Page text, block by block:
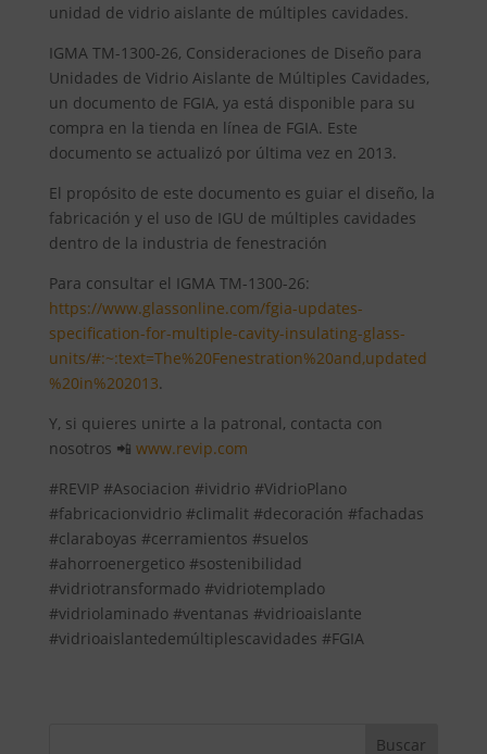
unidad de vidrio aislante de múltiples cavidades.
IGMA TM-1300-26, Consideraciones de Diseño para
Unidades de Vidrio Aislante de Múltiples Cavidades,
un documento de FGIA, ya está disponible para su
compra en la tienda en línea de FGIA. Este
documento se actualizó por última vez en 2013.
El propósito de este documento es guiar el diseño, la
fabricación y el uso de IGU de múltiples cavidades
dentro de la industria de fenestración
Para consultar el IGMA TM-1300-26:
https://www.glassonline.com/fgia-updates-
specification-for-multiple-cavity-insulating-glass-
units/#:~:text=The%20Fenestration%20and,updated
%20in%202013.
Y, si quieres unirte a la patronal, contacta con
nosotros 📲 www.revip.com
#REVIP #Asociacion #ividrio #VidrioPlano
#fabricacionvidrio #climalit #decoración #fachadas
#claraboyas #cerramientos #suelos
#ahorroenergetico #sostenibilidad
#vidriotransformado #vidriotemplado
#vidriolaminado #ventanas #vidrioaislante
#vidrioaislantedemúltiplescavidades #FGIA